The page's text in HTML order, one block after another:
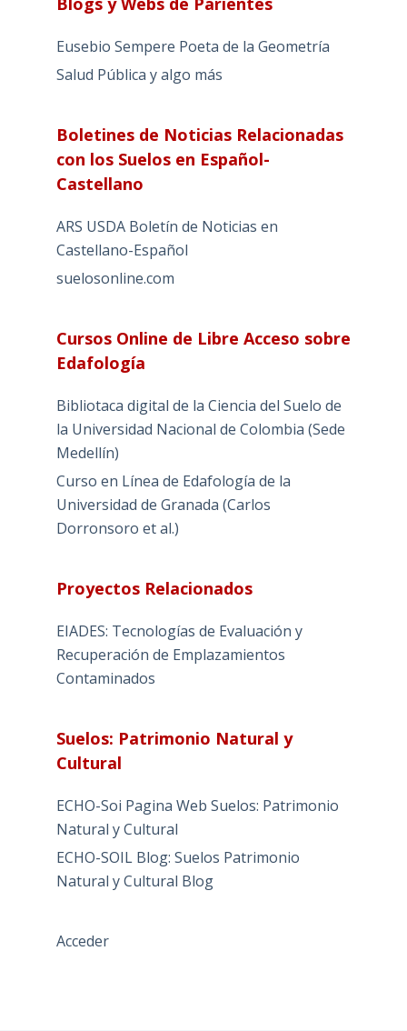
Eusebio Sempere Poeta de la Geometría
Salud Pública y algo más
Boletines de Noticias Relacionadas
con los Suelos en Español-
Castellano
ARS USDA Boletín de Noticias en
Castellano-Español
suelosonline.com
Cursos Online de Libre Acceso sobre
Edafología
Bibliotaca digital de la Ciencia del Suelo de
la Universidad Nacional de Colombia (Sede
Medellín)
Curso en Línea de Edafología de la
Universidad de Granada (Carlos
Dorronsoro et al.)
Proyectos Relacionados
EIADES: Tecnologías de Evaluación y
Recuperación de Emplazamientos
Contaminados
Suelos: Patrimonio Natural y
Cultural
ECHO-Soi Pagina Web Suelos: Patrimonio
Natural y Cultural
ECHO-SOIL Blog: Suelos Patrimonio
Natural y Cultural Blog
Acceder